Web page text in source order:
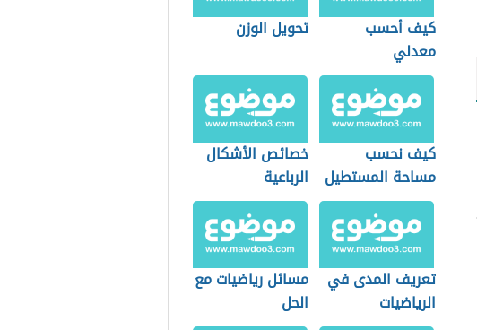
كيف أحسب
معدلي
تحويل الوزن
كيف نحسب
مساحة المستطيل
خصائص الأشكال
الرباعية
تعريف المدى في
الرياضيات
مسائل رياضيات مع
الحل